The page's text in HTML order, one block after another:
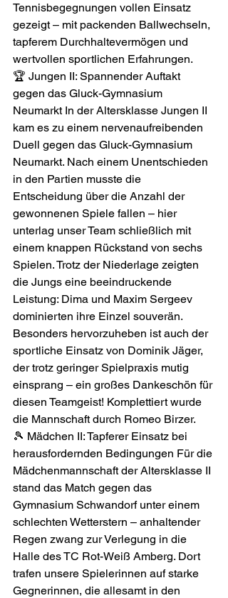
Tennisbegegnungen vollen Einsatz
gezeigt – mit packenden Ballwechseln,
tapferem Durchhaltevermögen und
wertvollen sportlichen Erfahrungen.
🏆 Jungen II: Spannender Auftakt
gegen das Gluck-Gymnasium
Neumarkt In der Altersklasse Jungen II
kam es zu einem nervenaufreibenden
Duell gegen das Gluck-Gymnasium
Neumarkt. Nach einem Unentschieden
in den Partien musste die
Entscheidung über die Anzahl der
gewonnenen Spiele fallen – hier
unterlag unser Team schließlich mit
einem knappen Rückstand von sechs
Spielen. Trotz der Niederlage zeigten
die Jungs eine beeindruckende
Leistung: Dima und Maxim Sergeev
dominierten ihre Einzel souverän.
Besonders hervorzuheben ist auch der
sportliche Einsatz von Dominik Jäger,
der trotz geringer Spielpraxis mutig
einsprang – ein großes Dankeschön für
diesen Teamgeist! Komplettiert wurde
die Mannschaft durch Romeo Birzer.
🎾 Mädchen II: Tapferer Einsatz bei
herausfordernden Bedingungen Für die
Mädchenmannschaft der Altersklasse II
stand das Match gegen das
Gymnasium Schwandorf unter einem
schlechten Wetterstern – anhaltender
Regen zwang zur Verlegung in die
Halle des TC Rot-Weiß Amberg. Dort
trafen unsere Spielerinnen auf starke
Gegnerinnen, die allesamt in den